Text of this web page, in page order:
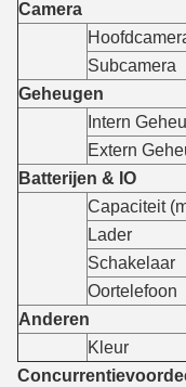
Camera
Subcamera
Geheugen
Intern
Extern
Batterijen & IO
Capaciteit
Lader
Schakelaar
Oortelefoon
Anderen
Kleur